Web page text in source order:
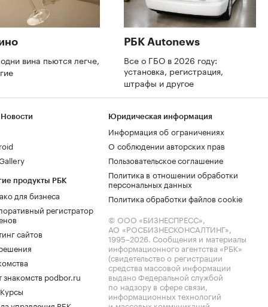
вина пьются легче,
РБК Autonews
Все о ГБО в 2026 году:
установка, регистрация,
штрафы и другое
продукты РБК
для бизнеса
регистратор
сайтов
знакомств podbor.ru
Юридическая информация
Информация об ограничениях
О соблюдении авторских прав
Пользовательское соглашение
Политика в отношении обработки
персональных данных
Политика обработки файлов cookie
© ООО «БИЗНЕСПРЕСС»,
АО «РОСБИЗНЕСКОНСАЛТИНГ»,
1995–2026. Сообщения и материалы
информационного агентства «РБК»
(свидетельство о регистрации
средства массовой информации
выдано Федеральной службой
по надзору в сфере связи,
информационных технологий